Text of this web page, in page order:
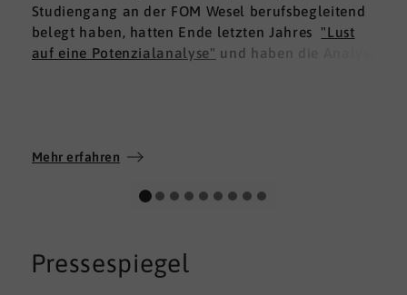
Studiengang an der FOM Wesel berufsbegleitend
belegt haben, hatten Ende letzten Jahres "Lust
auf eine Potenzialanalyse" und haben die Analyse
Wir wünschen allen Teilnehmerinnen und
persönlichen Weg und viel Erfolg.
Mehr erfahren
Pressespiegel